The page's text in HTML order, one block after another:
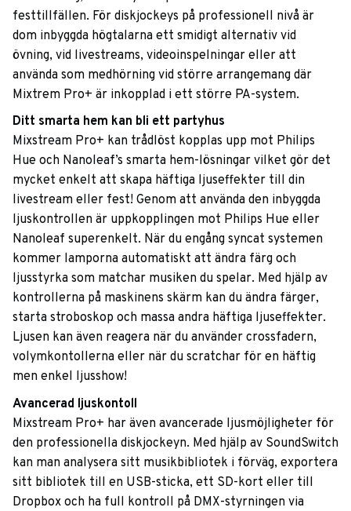
festtillfällen. För diskjockeys på professionell nivå är
dom inbyggda högtalarna ett smidigt alternativ vid
övning, vid livestreams, videoinspelningar eller att
använda som medhörning vid större arrangemang där
Mixtrem Pro+ är inkopplad i ett större PA-system.
Ditt smarta hem kan bli ett partyhus
Mixstream Pro+ kan trådlöst kopplas upp mot Philips
Hue och Nanoleaf’s smarta hem-lösningar vilket gör det
mycket enkelt att skapa häftiga ljuseffekter till din
livestream eller fest! Genom att använda den inbyggda
ljuskontrollen är uppkopplingen mot Philips Hue eller
Nanoleaf superenkelt. När du engång syncat systemen
kommer lamporna automatiskt att ändra färg och
ljusstyrka som matchar musiken du spelar. Med hjälp av
kontrollerna på maskinens skärm kan du ändra färger,
starta stroboskop och massa andra häftiga ljuseffekter.
Ljusen kan även reagera när du använder crossfadern,
volymkontollerna eller när du scratchar för en häftig
men enkel ljusshow!
Avancerad ljuskontoll
Mixstream Pro+ har även avancerade ljusmöjligheter för
den professionella diskjockeyn. Med hjälp av SoundSwitch
kan man analysera sitt musikbibliotek i förväg, exportera
sitt bibliotek till en USB-sticka, ett SD-kort eller till
Dropbox och ha full kontroll på DMX-styrningen via